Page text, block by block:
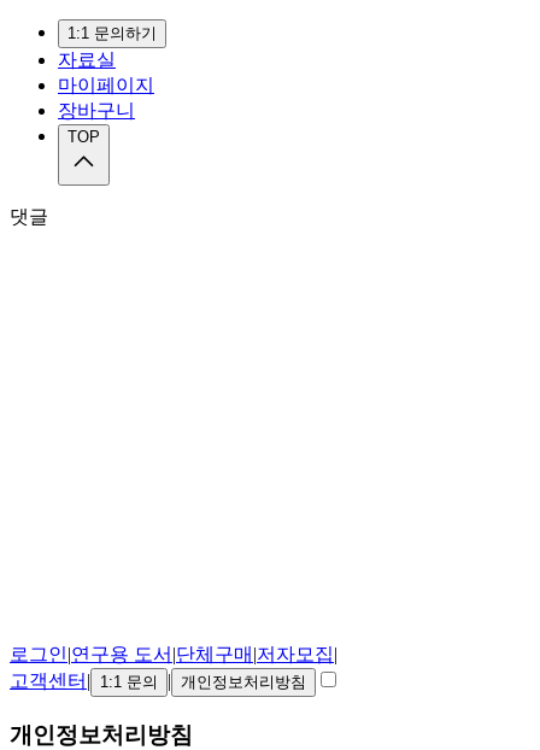
1:1 문의하기
자료실
마이페이지
장바구니
TOP
댓글
로그인|연구용 도서 |단체구매 |저자모집|
고객센터 | 1:1 문의 | 개인정보처리방침
개인정보처리방침